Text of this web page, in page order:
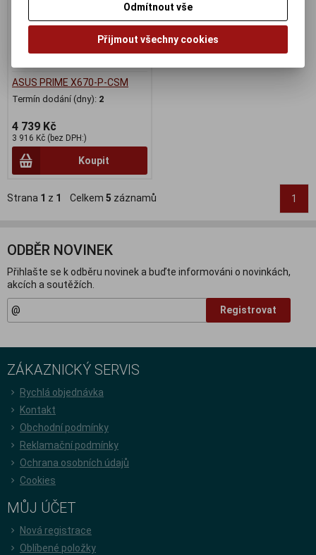
ASUS PRIME X670-P-CSM
Termín dodání (dny): 2
4 739 Kč
3 916 Kč (bez DPH:)
Koupit
Strana 1 z 1 Celkem 5 záznamů 1
ODBĚR NOVINEK
Přihlašte se k odběru novinek a buďte informováni o novinkách,
akcích a soutěžích.
Registrovat
ZÁKAZNICKÝ SERVIS
Rychlá objednávka
Kontakt
Obchodní podmínky
Reklamační podmínky
Ochrana osobních údajů
Cookies
MŮJ ÚČET
Nová registrace
Oblíbené položky
Odmítnout vše
Přijmout všechny cookies